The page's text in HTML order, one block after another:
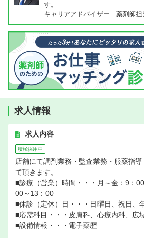
す。
キャリアアドバイザー 薬剤師担
求人情報
求人内容
積極採用中
店舗にて調剤業務・監査業務・服薬指
て頂きます。
■診療（営業）時間・・・月～金：9：
00～13：00
■休診（定休）日・・・日曜日、祝日、
■応需科目・・・皮膚科、心療内科、広
■設備情報・・・電子薬歴